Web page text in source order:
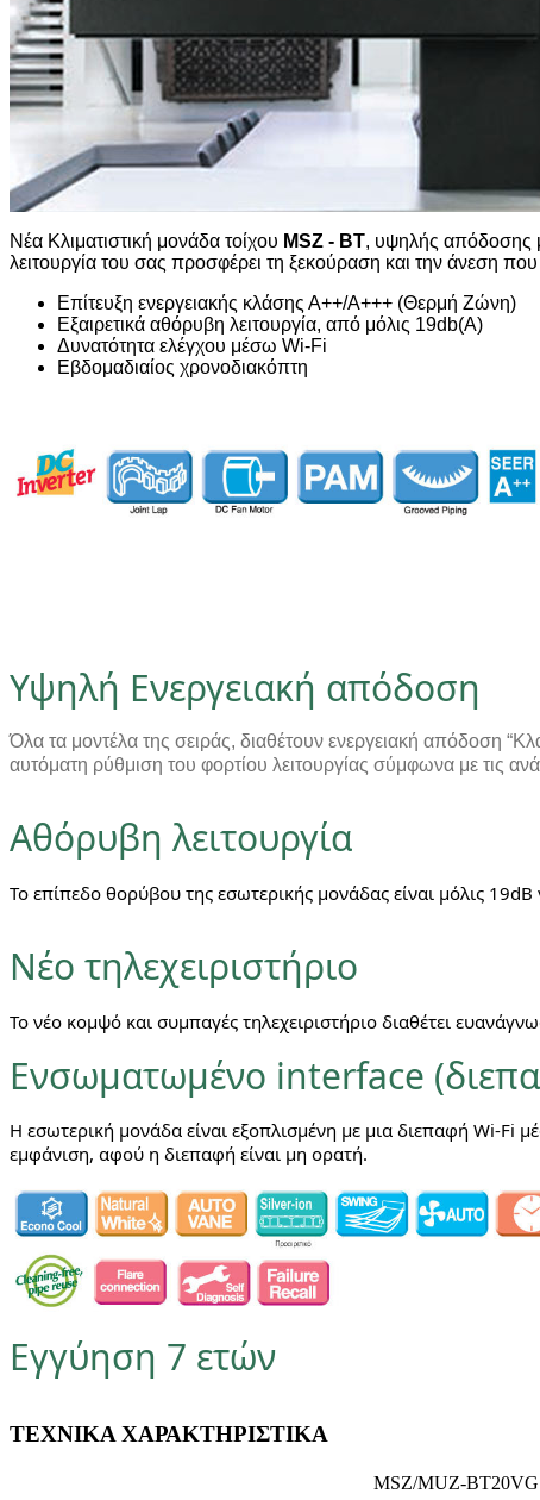
Νέα Κλιματιστική μονάδα τοίχου MSZ - BT, υψηλής απόδοσης
λειτουργία του σας προσφέρει τη ξεκούραση και την άνεση που
Επίτευξη ενεργειακής κλάσης Α++/Α+++ (Θερμή Ζώνη)
Εξαιρετικά αθόρυβη λειτουργία, από μόλις 19db(A)
Δυνατότητα ελέγχου μέσω Wi-Fi
Εβδομαδιαίος χρονοδιακόπτη
Υψηλή Ενεργειακή απόδοση
Όλα τα μοντέλα της σειράς, διαθέτουν ενεργειακή απόδοση
αυτόματη ρύθμιση του φορτίου λειτουργίας σύμφωνα με τις
Αθόρυβη λειτουργία
Το επίπεδο θορύβου της εσωτερικής μονάδας είναι μόλις
Νέο τηλεχειριστήριο
Το νέο κομψό και συμπαγές τηλεχειριστήριο διαθέτει
Ενσωματωμένο interface
Η εσωτερική μονάδα είναι εξοπλισμένη με μια διεπαφή Wi-Fi
εμφάνιση, αφού η διεπαφή είναι μη ορατή.
Εγγύηση 7 ετών
ΤΕΧΝΙΚΑ ΧΑΡΑΚΤΗΡΙΣΤΙΚΑ
MSZ/MUZ-BT20VG